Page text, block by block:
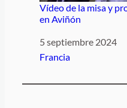
Vídeo de la misa y
en Aviñón
Fecha
5 septiembre 2024
Respecto a
Francia